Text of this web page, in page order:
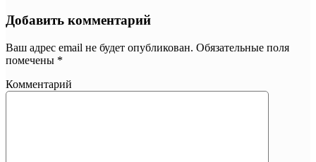
Добавить комментарий
Ваш адрес email не будет опубликован. Обязательные поля
помечены *
Комментарий